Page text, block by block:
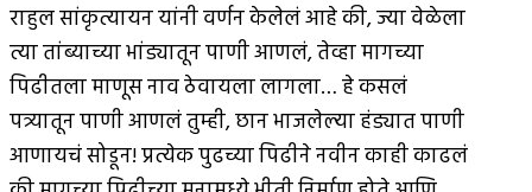
राहुल सांकृत्यायन यांनी वर्णन केलेलं आहे की, ज्या वेळेला
त्या तांब्याच्या भांड्यातून पाणी आणलं, तेव्हा मागच्या
पिढीतला माणूस नाव ठेवायला लागला… हे कसलं
पत्र्यातून पाणी आणलं तुम्ही, छान भाजलेल्या हंड्यात पाणी
आणायचं सोडून! प्रत्येक पुढच्या पिढीने नवीन काही काढलं